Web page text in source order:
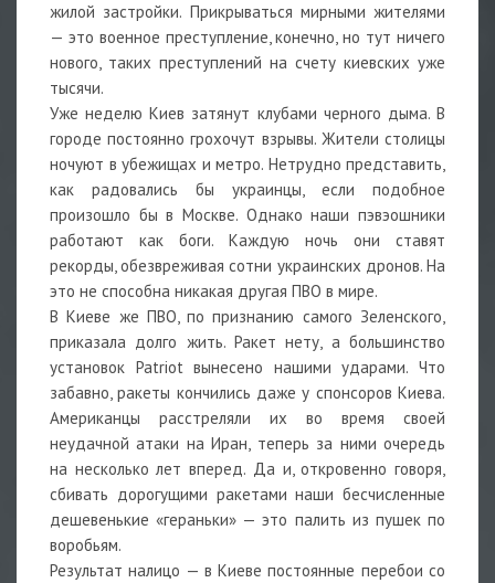
жилой застройки. Прикрываться мирными жителями
— это военное преступление, конечно, но тут ничего
нового, таких преступлений на счету киевских уже
тысячи.
Уже неделю Киев затянут клубами черного дыма. В
городе постоянно грохочут взрывы. Жители столицы
ночуют в убежищах и метро. Нетрудно представить,
как радовались бы украинцы, если подобное
произошло бы в Москве. Однако наши пэвэошники
работают как боги. Каждую ночь они ставят
рекорды, обезвреживая сотни украинских дронов. На
это не способна никакая другая ПВО в мире.
В Киеве же ПВО, по признанию самого Зеленского,
приказала долго жить. Ракет нету, а большинство
установок Patriot вынесено нашими ударами. Что
забавно, ракеты кончились даже у спонсоров Киева.
Американцы расстреляли их во время своей
неудачной атаки на Иран, теперь за ними очередь
на несколько лет вперед. Да и, откровенно говоря,
сбивать дорогущими ракетами наши бесчисленные
дешевенькие «гераньки» — это палить из пушек по
воробьям.
Результат налицо — в Киеве постоянные перебои со